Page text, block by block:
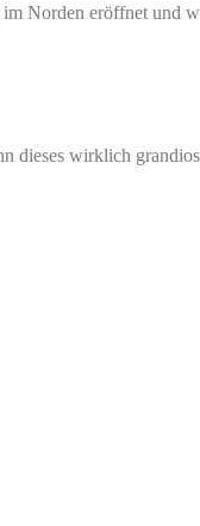
Norden eröffnet und
dieses wirklich